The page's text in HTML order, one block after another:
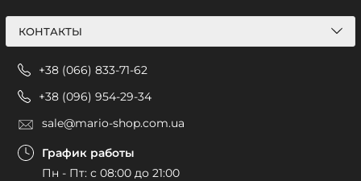
КОНТАКТЫ
+38 (066) 833-71-62
+38 (096) 954-29-34
sale@mario-shop.com.ua
График работы
Пн - Пт: с 08:00 до 21:00